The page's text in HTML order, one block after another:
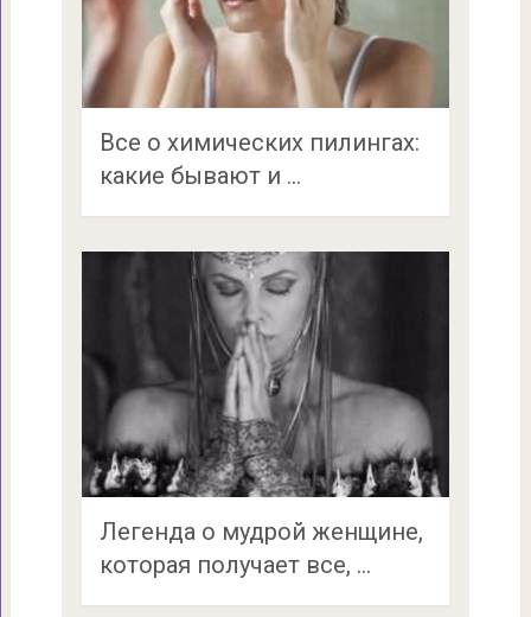
Все о химических пилингах:
какие бывают и …
Легенда о мудрой женщине,
которая получает все, …